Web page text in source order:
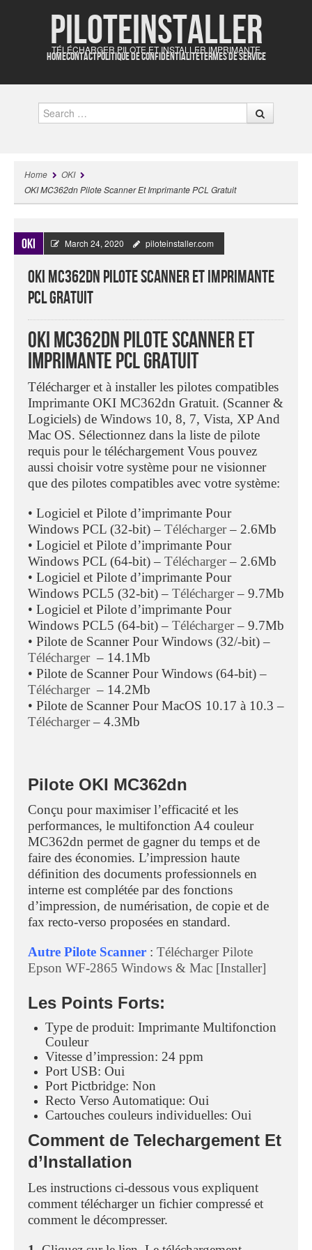
Piloteinstaller
TÉLÉCHARGER PILOTE ET INSTALLER IMPRIMANTE
HOMECONTACTPOLITIQUE DE CONFIDENTIALITÉTERMES DE SERVICE
Search
Home
OKI
OKI MC362dn Pilote Scanner Et Imprimante PCL Gratuit
OKI March 24, 2020 piloteinstaller.com
OKI MC362dn Pilote Scanner Et Imprimante
PCL Gratuit
OKI MC362dn Pilote Scanner Et
Imprimante PCL Gratuit
Télécharger et à installer les pilotes compatibles
Imprimante OKI MC362dn Gratuit. (Scanner &
Logiciels) de Windows 10, 8, 7, Vista, XP And
Mac OS. Sélectionnez dans la liste de pilote
requis pour le téléchargement Vous pouvez
aussi choisir votre système pour ne visionner
que des pilotes compatibles avec votre système:
• Logiciel et Pilote d’imprimante Pour
Windows PCL (32-bit) – Télécharger– 2.6Mb
• Logiciel et Pilote d’imprimante Pour
Windows PCL (64-bit) – Télécharger– 2.6Mb
• Logiciel et Pilote d’imprimante Pour
Windows PCL5 (32-bit) – Télécharger– 9.7Mb
• Logiciel et Pilote d’imprimante Pour
Windows PCL5 (64-bit) – Télécharger– 9.7Mb
• Pilote de Scanner Pour Windows (32/-bit) –
Télécharger– 14.1Mb
• Pilote de Scanner Pour Windows (64-bit) –
Télécharger– 14.2Mb
• Pilote de Scanner Pour MacOS 10.17 à 10.3 –
Télécharger– 4.3Mb
Pilote OKI MC362dn
Conçu pour maximiser l’efficacité et les
performances, le multifonction A4 couleur
MC362dn permet de gagner du temps et de
faire des économies. L’impression haute
définition des documents professionnels en
interne est complétée par des fonctions
d’impression, de numérisation, de copie et de
fax recto-verso proposées en standard.
Autre Pilote Scanner : Télécharger Pilote
Epson WF-2865 Windows & Mac [Installer]
Les Points Forts:
Type de produit: Imprimante Multifonction
Couleur
Vitesse d’impression: 24 ppm
Port USB: Oui
Port Pictbridge: Non
Recto Verso Automatique: Oui
Cartouches couleurs individuelles: Oui
Comment de Telechargement Et
d’Installation
Les instructions ci-dessous vous expliquent
comment télécharger un fichier compressé et
comment le décompresser.